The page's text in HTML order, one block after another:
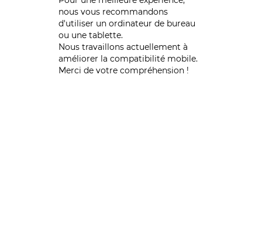
nous vous recommandons
d'utiliser un ordinateur de bureau
ou une tablette.
Nous travaillons actuellement à
améliorer la compatibilité mobile.
Merci de votre compréhension !